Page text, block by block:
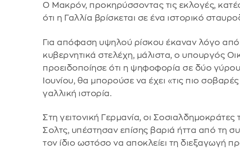
Ο Μακρόν, προκηρύσσοντας τις εκλογές,
ότι η Γαλλία βρίσκεται σε ένα ιστορικό
Για απόφαση υψηλού ρίσκου έκαναν λόγο από
κυβερνητικά στελέχη, μάλιστα, ο υπουργός
προειδοποίησε ότι η ψηφοφορία σε δύο
Ιουνίου, θα μπορούσε να έχει «τις πιο
γαλλική ιστορία.
Στη γειτονική Γερμανία, οι
Σολτς, υπέστησαν επίσης βαριά ήττα από τη
τον ίδιο ωστόσο να αποκλείει τη διεξαγωγή